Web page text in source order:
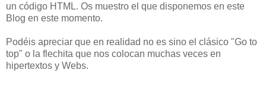
un código HTML. Os muestro el que disponemos en este
Blog en este momento.
Podéis apreciar que en realidad no es sino el clásico "Go to
top" o la flechita que nos colocan muchas veces en
hipertextos y Webs.